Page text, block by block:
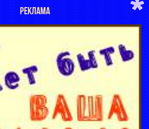
РЕКЛАМА